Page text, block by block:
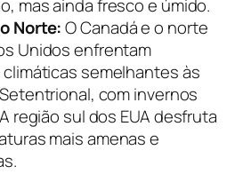
mas ainda fresco e úmido.
Norte:O Canadá e o norte
Unidos enfrentam
semelhantes às
com invernos
região sul dos EUA desfruta
mais amenas e